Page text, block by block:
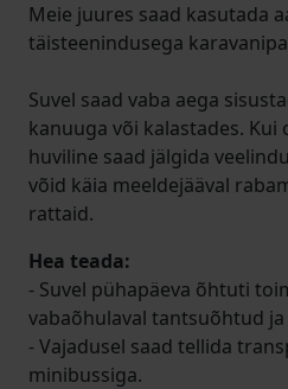
Meie juures saad kasutada
täisteenindusega
Suvel saad vaba aega
kanuuga või kalastades. Kui
huviline saad jälgida
võid käia meeldejääval
rattaid.
Hea teada:
- Suvel pühapäeva õhtuti
vabaõhulaval tantsuõhtud
- Vajadusel saad tellida
minibussiga.